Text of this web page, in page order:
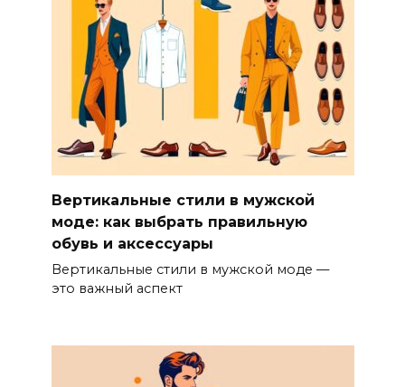
Вертикальные стили в мужской
моде: как выбрать правильную
обувь и аксессуары
Вертикальные стили в мужской моде —
это важный аспект